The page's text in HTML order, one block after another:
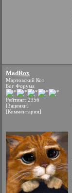
MadRox
Мартовский Кот
Бог Форума
Рейтинг: 2356
[Заценки]
[Комментарии]